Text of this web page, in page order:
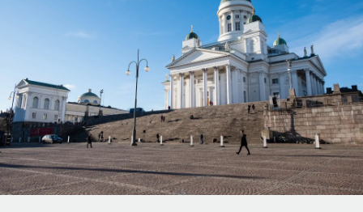
Externaliza tareas laborales complejas.
INFRAESTRUCTURA
Conexión Remote
Integra los RR. HH. en tus flujos de trabajo sin
complicaciones.
Plataforma
Funciones esenciales de RR. HH. integradas para tu
Soluciones ágiles de RR. HH. globales y nóminas para
empresas en crecimiento.
Mediana empresa
Amplía tu equipo con soluciones de RR. HH.
personalizadas.
Empresa
RR. HH. globales para grandes empresas.
APRENDIZAJE CON REMOTE
Guías y recursos
Casos prácticos
Glosario de RR. HH.
Listas de verificación y plantillas
Biblioteca de descripciones de puestos
Italiano
Português (Portugal)
日本語